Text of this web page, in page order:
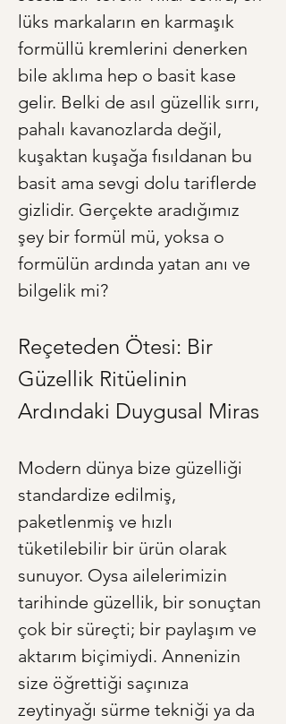
lüks markaların en karmaşık
formüllü kremlerini denerken
bile aklıma hep o basit kase
gelir. Belki de asıl güzellik sırrı,
pahalı kavanozlarda değil,
kuşaktan kuşağa fısıldanan bu
basit ama sevgi dolu tariflerde
gizlidir. Gerçekte aradığımız
şey bir formül mü, yoksa o
formülün ardında yatan anı ve
bilgelik mi?
Reçeteden Ötesi: Bir
Güzellik Ritüelinin
Ardındaki Duygusal Miras
Modern dünya bize güzelliği
standardize edilmiş,
paketlenmiş ve hızlı
tüketilebilir bir ürün olarak
sunuyor. Oysa ailelerimizin
tarihinde güzellik, bir sonuçtan
çok bir süreçti; bir paylaşım ve
aktarım biçimiydi. Annenizin
size öğrettiği saçınıza
zeytinyağı sürme tekniği ya da